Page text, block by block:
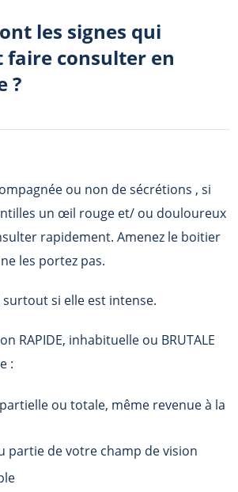
les signes qui
faire consulter en
?
ou non de sécrétions , si
un œil rouge et/ ou douloureux
rapidement. Amenez le boitier
les portez pas.
surtout si elle est intense.
RAPIDE, inhabituelle ou BRUTALE
:
ou totale, même revenue à la
partie de votre champ de vision